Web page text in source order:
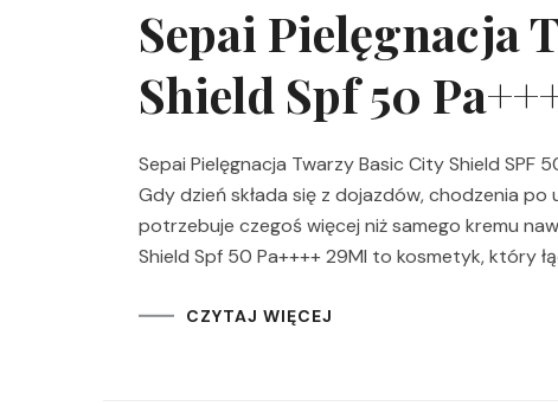
Sepai Pielęgnacja
Shield Spf 50
Sepai Pielęgnacja Twarzy Basic City Shield SPF
Gdy dzień składa się z dojazdów, chodzenia
potrzebuje czegoś więcej niż samego kremu
Shield Spf 50 Pa++++ 29Ml to kosmetyk, który
CZYTAJ WIĘCEJ